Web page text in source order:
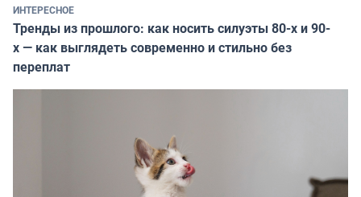
ИНТЕРЕСНОЕ
Тренды из прошлого: как носить силуэты 80-х и 90-
х — как выглядеть современно и стильно без
переплат